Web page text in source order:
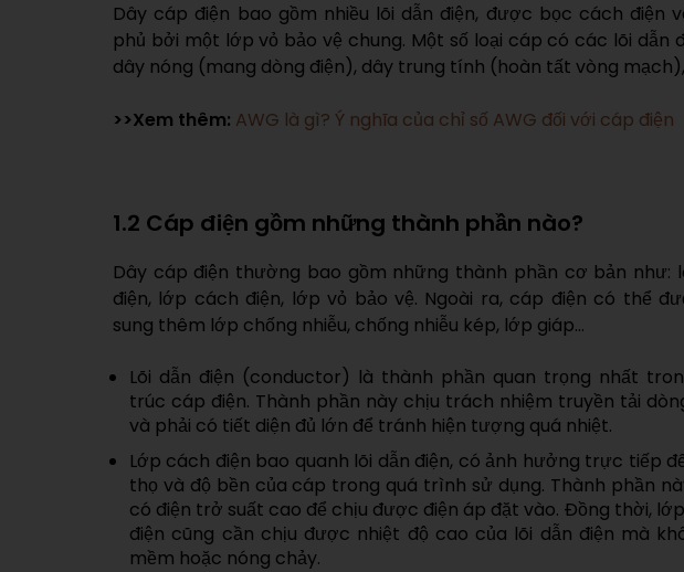
Dây cáp điện bao gồm nhiều lõi dẫn điện, được bọc cách điện
phủ bởi một lớp vỏ bảo vệ chung. Một số loại cáp có các lõi
dây nóng (mang dòng điện), dây trung tính (hoàn tất vòng
>>Xem thêm: AWG là gì? Ý nghĩa của chỉ số AWG đối với cáp điện
1.2 Cáp điện gồm những thành phần nào?
Dây cáp điện thường bao gồm những thành phần cơ bản như:
điện, lớp cách điện, lớp vỏ bảo vệ. Ngoài ra, cáp điện có thể
sung thêm lớp chống nhiễu, chống nhiễu kép, lớp giáp…
Lõi dẫn điện (conductor) là thành phần quan trọng nhất
trúc cáp điện. Thành phần này chịu trách nhiệm truyền tải
và phải có tiết diện đủ lớn để tránh hiện tượng quá nhiệt.
Lớp cách điện bao quanh lõi dẫn điện, có ảnh hưởng trực tiếp
thọ và độ bền của cáp trong quá trình sử dụng. Thành phần
có điện trở suất cao để chịu được điện áp đặt vào. Đồng thời,
điện cũng cần chịu được nhiệt độ cao của lõi dẫn điện mà
mềm hoặc nóng chảy.